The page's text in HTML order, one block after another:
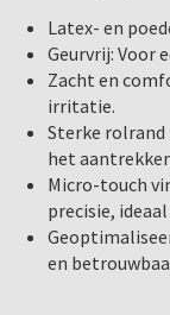
Latex- en
Geurvrij: Voor
Zacht en
irritatie.
Sterke
het
Micro-touch
precisie,
en